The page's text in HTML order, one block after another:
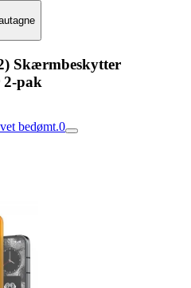
Skærmbeskytter
pak
bedømt.0